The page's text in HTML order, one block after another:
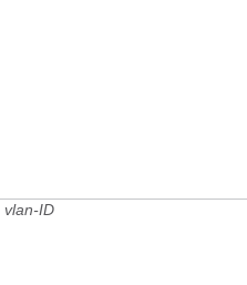
vlan-ID